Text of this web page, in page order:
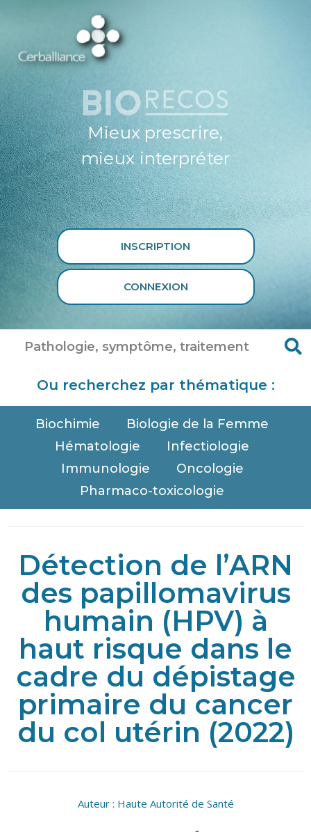
Mieux prescrire,
mieux interpréter
INSCRIPTION
CONNEXION
Ou recherchez par thématique :
Biochimie
Biologie de la Femme
Hématologie
Infectiologie
Immunologie
Oncologie
Pharmaco-toxicologie
Détection de l’ARN
des papillomavirus
humain (HPV) à
haut risque dans le
cadre du dépistage
primaire du cancer
du col utérin (2022)
Auteur : Haute Autorité de Santé